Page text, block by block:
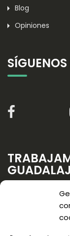
Blog
Opiniones
SÍGUENOS